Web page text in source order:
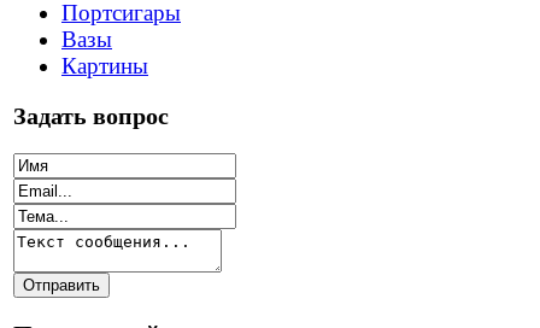
Портсигары
Вазы
Картины
Задать вопрос